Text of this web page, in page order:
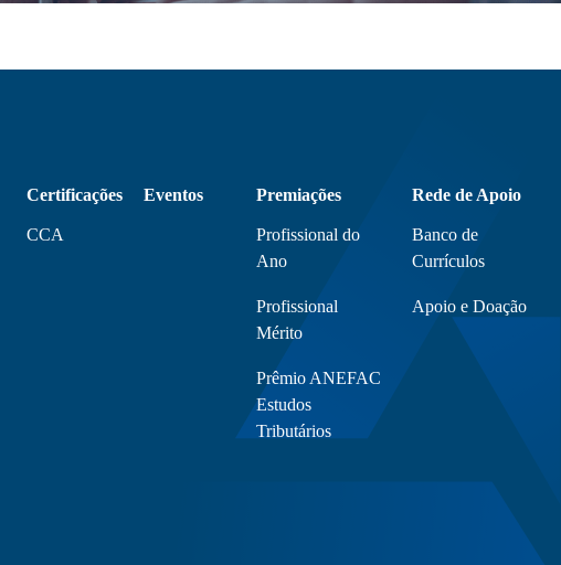
Certificações
CCA
Eventos Premiações
Profissional do
Ano
Profissional
Mérito
Prêmio ANEFAC
Estudos
Tributários
Rede de Apoio
Banco de
Currículos
Apoio e Doação